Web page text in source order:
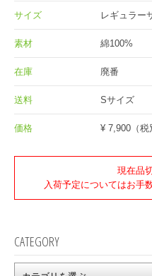
サイズ レギュラー
素材 綿100%
在庫 廃番
送料 Sサイズ
価格 ¥ 7,900 （税
現在品
入荷予定についてはお手
CATEGORY